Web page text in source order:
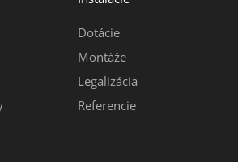
Dotácie
Montáže
Legalizácia
Referencie